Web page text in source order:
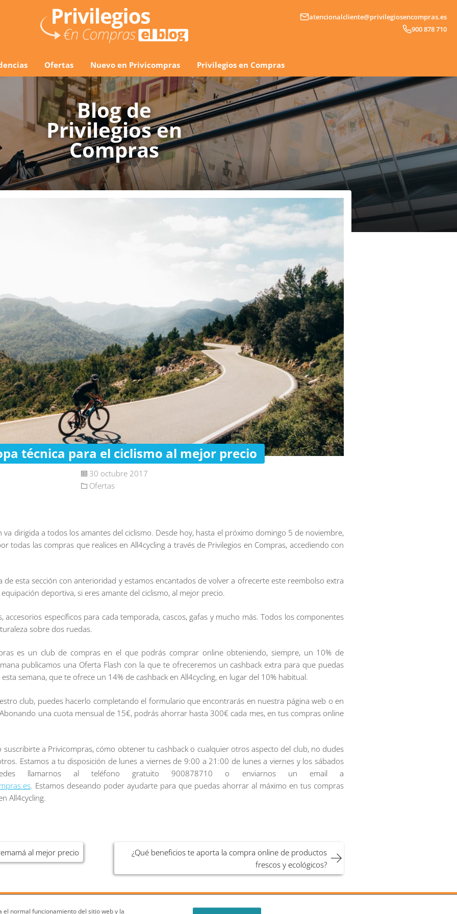
atencionalcliente@privilegiosencompras.es
900 878 710
Ofertas Nuevo en Privicompras Privilegios en Compras
Blog de
Privilegios en
Compras
técnica para el ciclismo al mejor precio
30 octubre 2017
Ofertas
va dirigida a todos los amantes del ciclismo. Desde hoy, hasta el próximo domingo 5 de noviembre,
todas las compras que realices en All4cycling a través de Privilegios en Compras, accediendo con
de esta sección con anterioridad y estamos encantados de volver a ofrecerte este reembolso extra
deportiva, si eres amante del ciclismo, al mejor precio.
accesorios específicos para cada temporada, cascos, gafas y mucho más. Todos los componentes
sobre dos ruedas.
es un club de compras en el que podrás comprar online obteniendo, siempre, un 10% de
publicamos una Oferta Flash con la que te ofreceremos un cashback extra para que puedas
semana, que te ofrece un 14% de cashback en All4cycling, en lugar del 10% habitual.
club, puedes hacerlo completando el formulario que encontrarás en nuestra página web o en
una cuota mensual de 15€, podrás ahorrar hasta 300€ cada mes, en tus compras online
suscribirte a Privicompras, cómo obtener tu cashback o cualquier otros aspecto del club, no dudes
Estamos a tu disposición de lunes a viernes de 9:00 a 21:00 de lunes a viernes y los sábados
llamarnos al teléfono gratuito 900878710 o enviarnos un email a
. Estamos deseando poder ayudarte para que puedas ahorrar al máximo en tus compras
All4cycling.
al mejor precio
¿Qué beneficios te aporta la compra online de productos
frescos y ecológicos?
Política de cookies Privilegios en Compras
normal funcionamiento del sitio web y la